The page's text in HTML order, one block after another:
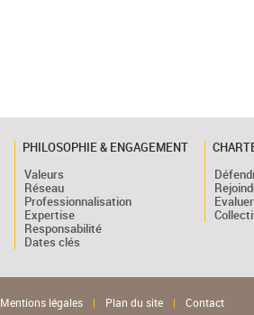
PHILOSOPHIE & ENGAGEMENT
Valeurs
Réseau
Professionnalisation
Expertise
Responsabilité
Dates clés
Mentions légales | Plan du site | Contact